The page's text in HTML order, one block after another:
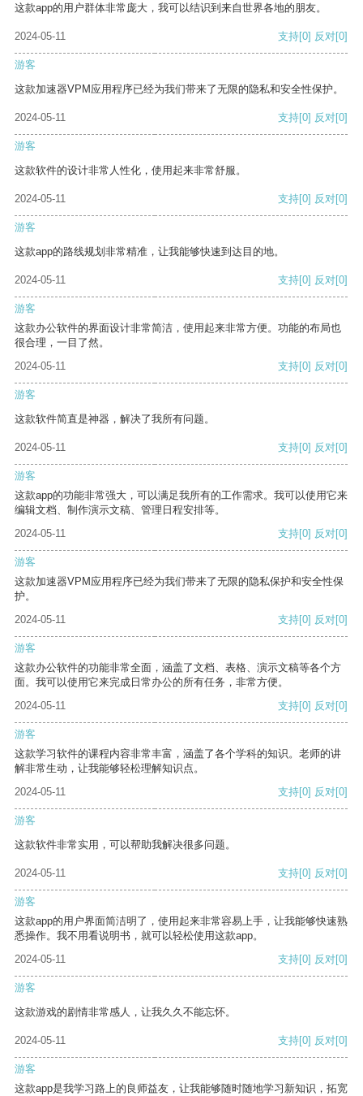
这款app的用户群体非常庞大，我可以结识到来自世界各地的朋友。
2024-05-11 支持[0] 反对[0]
游客
这款加速器VPM应用程序已经为我们带来了无限的隐私和安全性保护。
2024-05-11 支持[0] 反对[0]
游客
这款软件的设计非常人性化，使用起来非常舒服。
2024-05-11 支持[0] 反对[0]
游客
这款app的路线规划非常精准，让我能够快速到达目的地。
2024-05-11 支持[0] 反对[0]
游客
这款办公软件的界面设计非常简洁，使用起来非常方便。功能的布局也
很合理，一目了然。
2024-05-11
支持[0] 反对[0]
游客
这款软件简直是神器，解决了我所有问题。
2024-05-11 支持[0] 反对[0]
游客
这款app的功能非常强大，可以满足我所有的工作需求。我可以使用它来
编辑文档、制作演示文稿、管理日程安排等。
2024-05-11
支持[0] 反对[0]
游客
这款加速器VPM应用程序已经为我们带来了无限的隐私保护和安全性保
护。
2024-05-11
支持[0] 反对[0]
游客
这款办公软件的功能非常全面，涵盖了文档、表格、演示文稿等各个方
面。我可以使用它来完成日常办公的所有任务，非常方便。
2024-05-11
支持[0] 反对[0]
游客
这款学习软件的课程内容非常丰富，涵盖了各个学科的知识。老师的讲
解非常生动，让我能够轻松理解知识点。
2024-05-11
支持[0] 反对[0]
游客
这款软件非常实用，可以帮助我解决很多问题。
2024-05-11 支持[0] 反对[0]
游客
这款app的用户界面简洁明了，使用起来非常容易上手，让我能够快速熟
悉操作。我不用看说明书，就可以轻松使用这款app。
2024-05-11
支持[0] 反对[0]
游客
这款游戏的剧情非常感人，让我久久不能忘怀。
2024-05-11 支持[0] 反对[0]
游客
这款app是我学习路上的良师益友，让我能够随时随地学习新知识，拓宽